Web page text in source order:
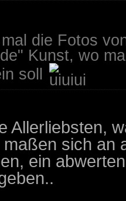
die Fotos
Kunst, wo
soll
Allerliebsten,
sich an
ein